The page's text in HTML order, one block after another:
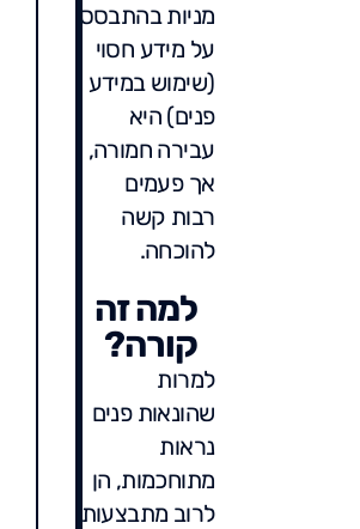
מניות בהתבסס
על מידע חסוי
(שימוש במידע
פנים) היא
עבירה חמורה,
אך פעמים
רבות קשה
להוכחה.
למה זה
קורה?
למרות
שהונאות פנים
נראות
מתוחכמות, הן
לרוב מתבצעות